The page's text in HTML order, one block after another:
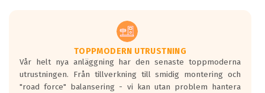
TOPPMODERN UTRUSTNING
Vår helt nya anläggning har den senaste toppmoderna
utrustningen. Från tillverkning till smidig montering och
"road force" balansering - vi kan utan problem hantera